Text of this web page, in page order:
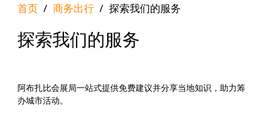
首页 / 商务出行 / 探索我们的服务
探索我们的服务
阿布扎比会展局一站式提供免费建议并分享当地知识，助力筹
办城市活动。